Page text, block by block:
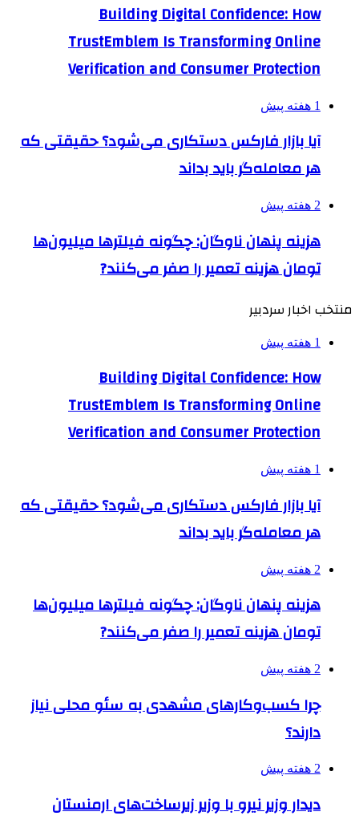
Building Digital Confidence: How
TrustEmblem Is Transforming Online
Verification and Consumer Protection
1 هفته پیش
آیا بازار فارکس دستکاری می‌شود؟ حقیقتی که
هر معامله‌گر باید بداند
2 هفته پیش
هزینه پنهان ناوگان: چگونه فیلترها میلیون‌ها
تومان هزینه تعمیر را صفر می‌کنند?
منتخب اخبار سردبیر
1 هفته پیش
Building Digital Confidence: How
TrustEmblem Is Transforming Online
Verification and Consumer Protection
1 هفته پیش
آیا بازار فارکس دستکاری می‌شود؟ حقیقتی که
هر معامله‌گر باید بداند
2 هفته پیش
هزینه پنهان ناوگان: چگونه فیلترها میلیون‌ها
تومان هزینه تعمیر را صفر می‌کنند?
2 هفته پیش
چرا کسب‌وکارهای مشهدی به سئو محلی نیاز
دارند؟
2 هفته پیش
دیدار وزیر نیرو با وزیر زیرساخت‌های ارمنستان